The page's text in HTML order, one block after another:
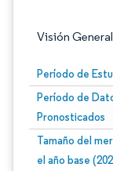
Visión
Período de
Período de
Pronosticados
Tamaño del
el año base